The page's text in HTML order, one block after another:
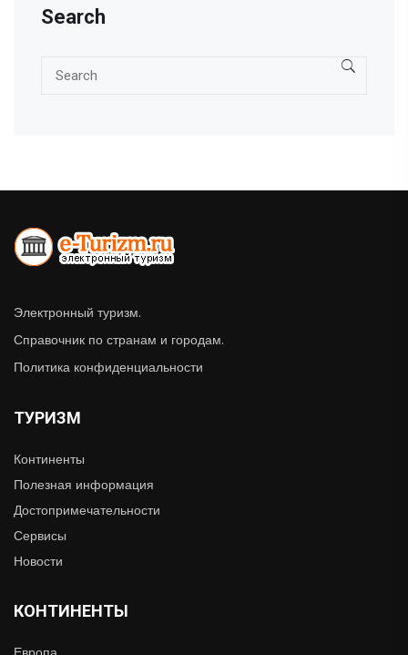
Search
Электронный туризм.
Справочник по странам и городам.
Политика конфиденциальности
ТУРИЗМ
Континенты
Полезная информация
Достопримечательности
Сервисы
Новости
КОНТИНЕНТЫ